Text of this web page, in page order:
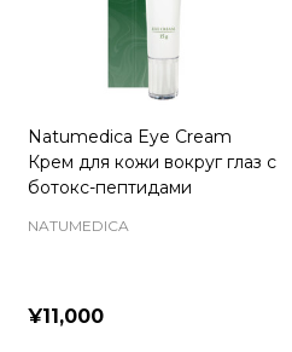
Natumedica Eye Cream
Крем для кожи вокруг глаз с
ботокс-пептидами
NATUMEDICA
¥11,000